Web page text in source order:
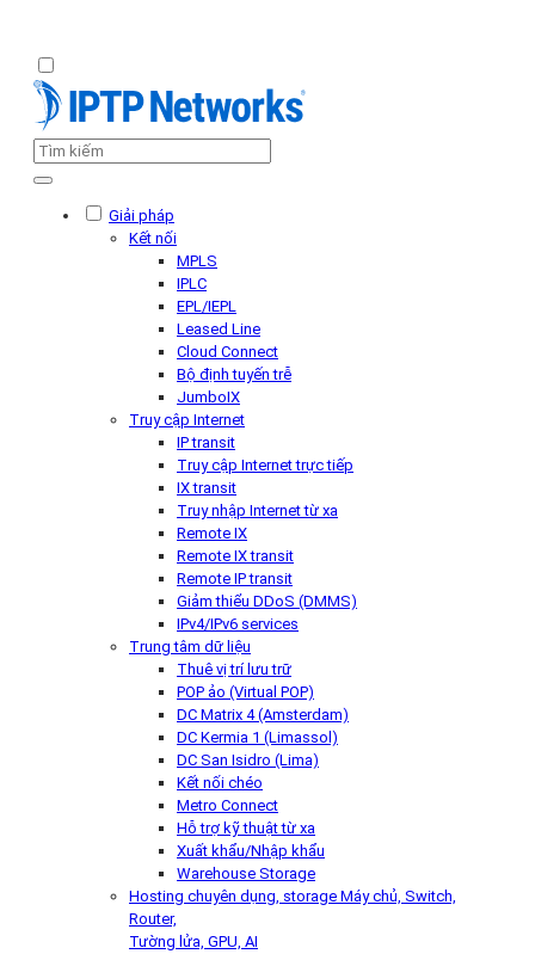
Giải pháp
Kết nối
MPLS
IPLC
EPL/IEPL
Leased Line
Cloud Connect
Bộ định tuyến trễ
JumboIX
Truy cập Internet
IP transit
Truy cập Internet trực tiếp
IX transit
Truy nhập Internet từ xa
Remote IX
Remote IX transit
Remote IP transit
Giảm thiểu DDoS (DMMS)
IPv4/IPv6 services
Trung tâm dữ liệu
Thuê vị trí lưu trữ
POP ảo (Virtual POP)
DC Matrix 4 (Amsterdam)
DC Kermia 1 (Limassol)
DC San Isidro (Lima)
Kết nối chéo
Metro Connect
Hỗ trợ kỹ thuật từ xa
Xuất khẩu/Nhập khẩu
Warehouse Storage
Hosting chuyên dụng, storage Máy chủ, Switch,
Router,
Tường lửa, GPU, AI